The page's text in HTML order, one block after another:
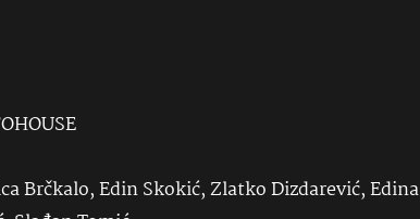
Brčkalo, Edin Skokić, Zlatko Dizdarević, Edina